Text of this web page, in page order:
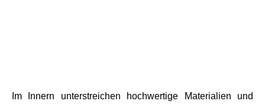
Im Innern unterstreichen hochwertige Materialien und